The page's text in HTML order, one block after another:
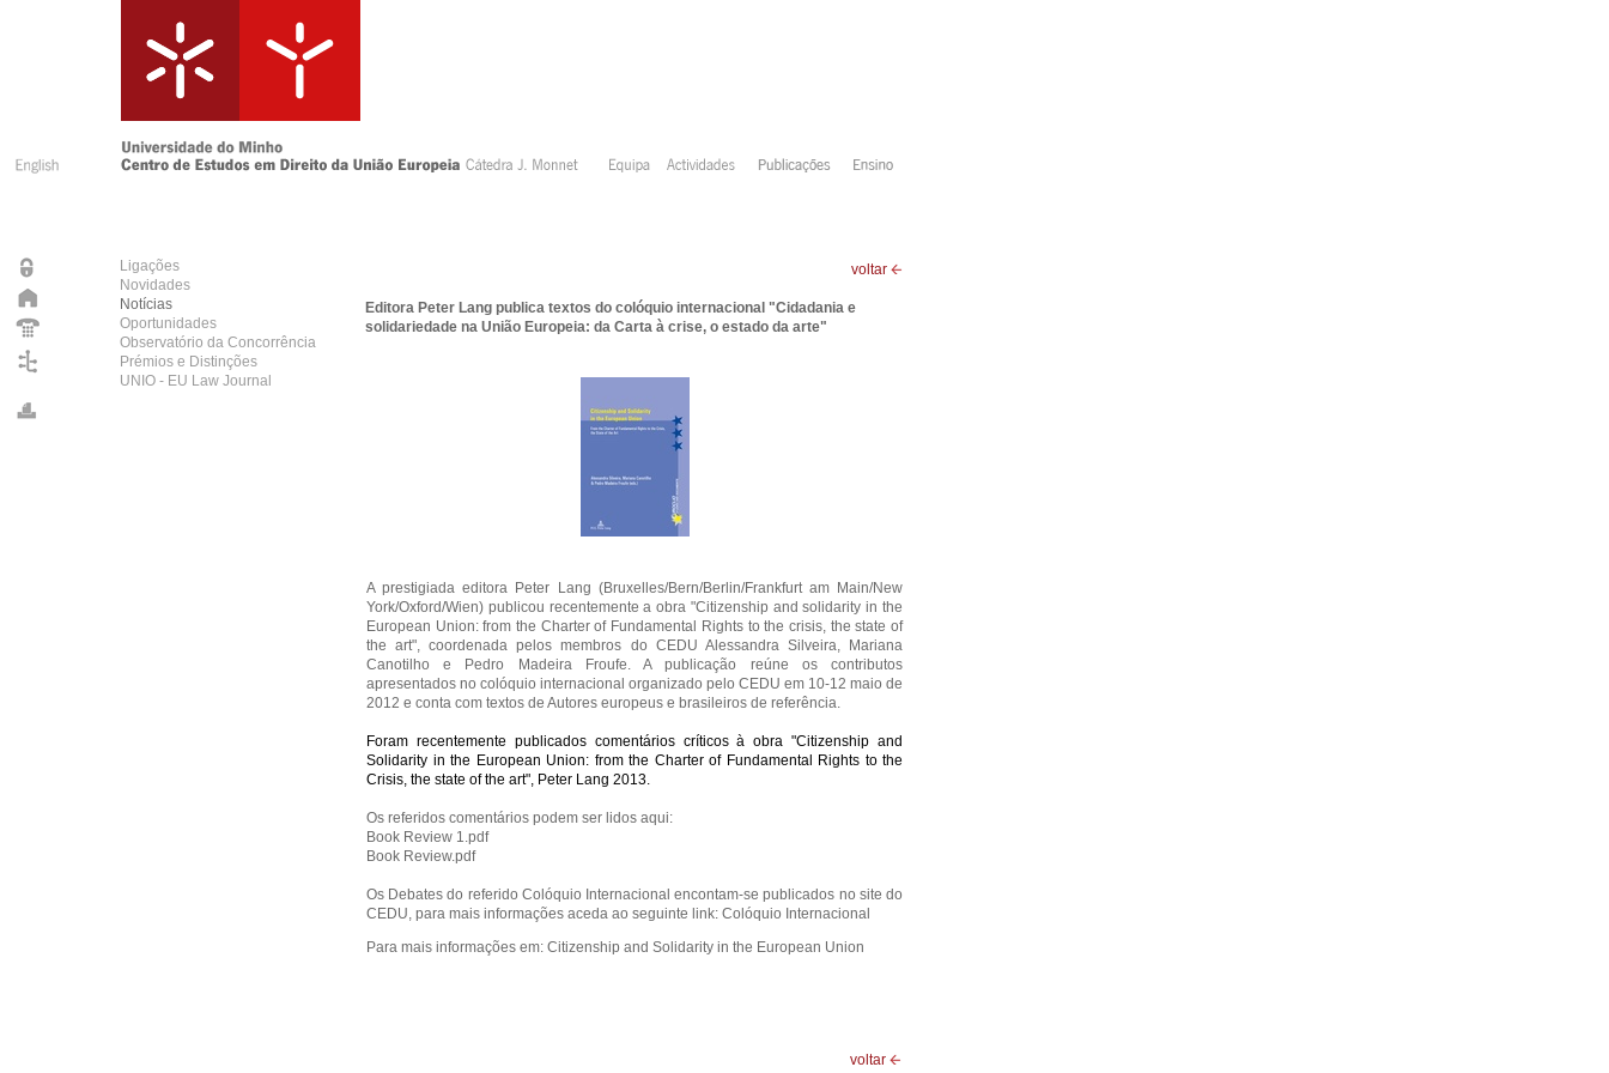
Ligações
Novidades
Notícias
Oportunidades
Observatório da Concorrência
Prémios e Distinções
UNIO - EU Law Journal
voltar
Editora Peter Lang publica textos do colóquio internacional "Cidadania e
solidariedade na União Europeia: da Carta à crise, o estado da arte"
A prestigiada editora Peter Lang (Bruxelles/Bern/Berlin/Frankfurt am Main/New
York/Oxford/Wien) publicou recentemente a obra "Citizenship and solidarity in the
European Union: from the Charter of Fundamental Rights to the crisis, the state of
the art", coordenada pelos membros do CEDU Alessandra Silveira, Mariana
Canotilho e Pedro Madeira Froufe. A publicação reúne os contributos
apresentados no colóquio internacional organizado pelo CEDU em 10-12 maio de
2012 e conta com textos de Autores europeus e brasileiros de referência.
Foram recentemente publicados comentários críticos à obra "Citizenship and
Solidarity in the European Union: from the Charter of Fundamental Rights to the
Crisis, the state of the art", Peter Lang 2013.
Os referidos comentários podem ser lidos aqui:
Book Review 1.pdf
Book Review.pdf
Os Debates do referido Colóquio Internacional encontam-se publicados no site do
CEDU, para mais informações aceda ao seguinte link: Colóquio Internacional
Para mais informações em: Citizenship and Solidarity in the European Union
voltar